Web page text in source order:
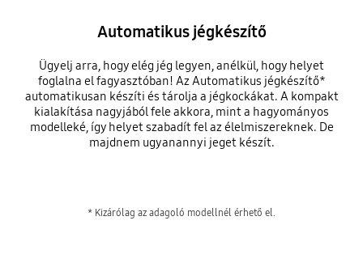
Automatikus jégkészítő
Ügyelj arra, hogy elég jég legyen, anélkül, hogy helyet
foglalna el fagyasztóban! Az Automatikus jégkészítő*
automatikusan készíti és tárolja a jégkockákat. A kompakt
kialakítása nagyjából fele akkora, mint a hagyományos
modelleké, így helyet szabadít fel az élelmiszereknek. De
majdnem ugyanannyi jeget készít.
* Kizárólag az adagoló modellnél érhető el.